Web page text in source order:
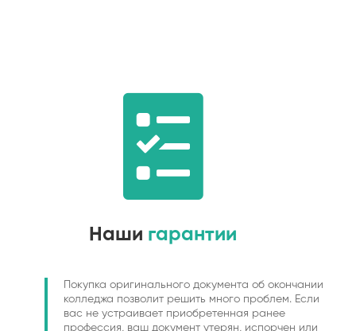
Наши гарантии
Покупка оригинального документа об окончании
колледжа позволит решить много проблем. Если
вас не устраивает приобретенная ранее
профессия, ваш документ утерян, испорчен или